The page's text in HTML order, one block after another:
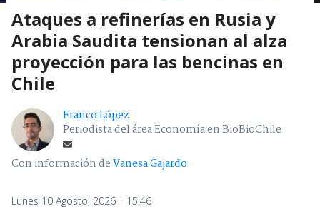
Ataques a refinerías en Rusia y
Arabia Saudita tensionan al alza
proyección para las bencinas en
Chile
Franco López
Periodista del área Economía en BioBioChile
Con información deVanesa Gajardo
Lunes 10 Agosto, 2026 | 15:46